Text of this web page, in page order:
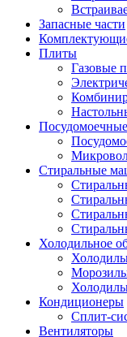
Запасные части
Плиты
Газовые
Стиральные
Холодильное
Кондиционеры
Сплит-
Вентиляторы